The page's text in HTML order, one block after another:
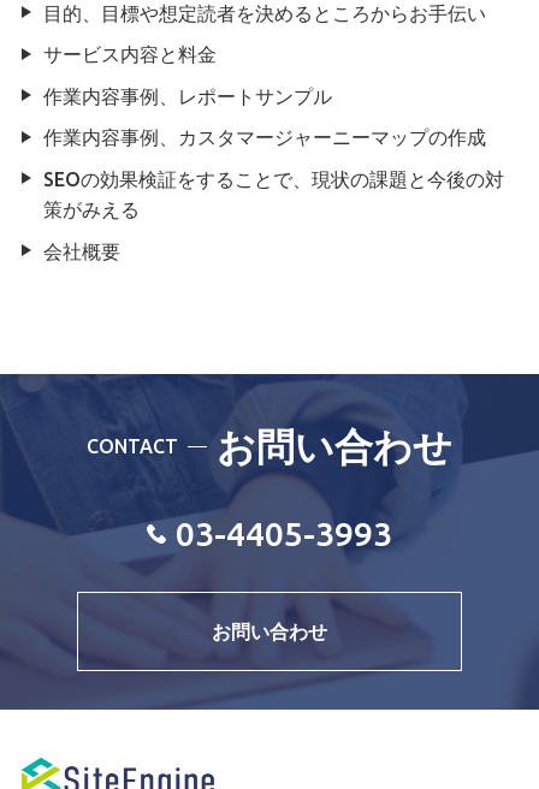
目的、目標や想定読者を決めるところからお手伝い
サービス内容と料金
作業内容事例、レポートサンプル
作業内容事例、カスタマージャーニーマップの作成
SEOの効果検証をすることで、現状の課題と今後の対
策がみえる
会社概要
CONTACT お問い合わせ
03-4405-3993
お問い合わせ